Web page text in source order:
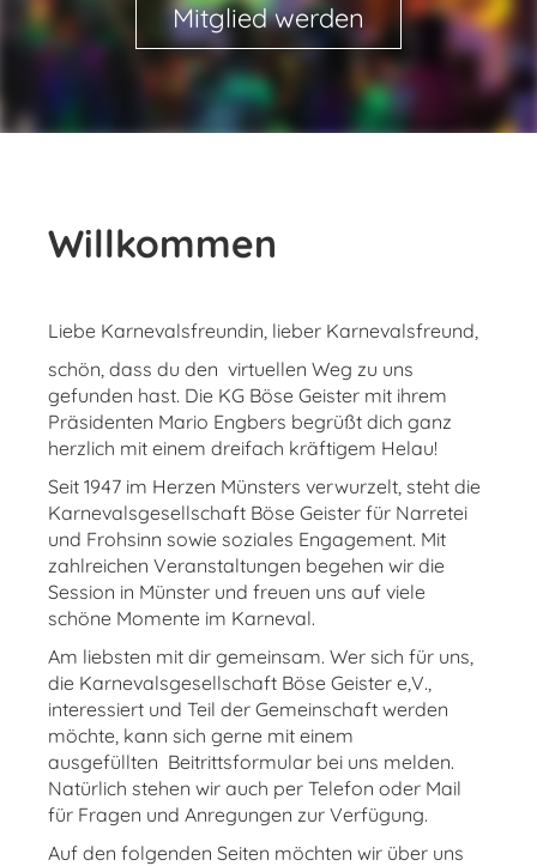
Mitglied werden
Willkommen
Liebe Karnevalsfreundin, lieber Karnevalsfreund,
schön, dass du den virtuellen Weg zu uns
gefunden hast. Die KG Böse Geister mit ihrem
Präsidenten Mario Engbers begrüßt dich ganz
herzlich mit einem dreifach kräftigem Helau!
Seit 1947 im Herzen Münsters verwurzelt, steht die
Karnevalsgesellschaft Böse Geister für Narretei
und Frohsinn sowie soziales Engagement. Mit
zahlreichen Veranstaltungen begehen wir die
Session in Münster und freuen uns auf viele
schöne Momente im Karneval.
Am liebsten mit dir gemeinsam. Wer sich für uns,
die Karnevalsgesellschaft Böse Geister e,V.,
interessiert und Teil der Gemeinschaft werden
möchte, kann sich gerne mit einem
ausgefüllten Beitrittsformular bei uns melden.
Natürlich stehen wir auch per Telefon oder Mail
für Fragen und Anregungen zur Verfügung.
Auf den folgenden Seiten möchten wir über uns